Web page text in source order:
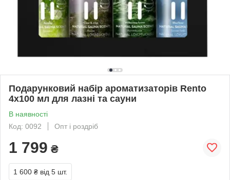
Подарунковий набір ароматизаторів Rento
4х100 мл для лазні та сауни
В наявності
Код: 0092
Опт і роздріб
1 799 ₴
1 600 ₴ від 5 шт.